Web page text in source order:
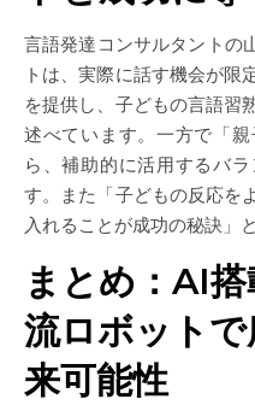
言語発達コンサルタントの
トは、実際に話す機会が限
を提供し、子どもの言語習
述べています。一方で「
ら、補助的に活用するバ
す。また「子どもの反応を
入れることが成功の秘訣」
まとめ：AI
流ロボット
来可能性